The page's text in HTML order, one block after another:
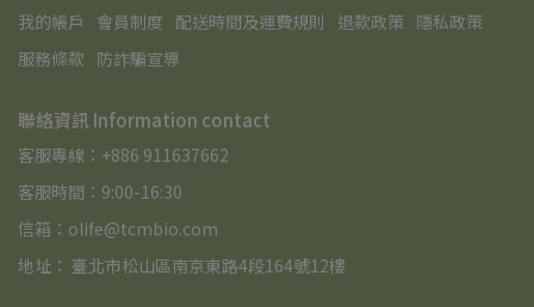
我的帳戶 會員制度 配送時間及運費規則 退款政策 隱私政策
服務條款 防詐騙宣導
聯絡資訊 Information contact
客服專線：+886 911637662
客服時間：9:00-16:30
信箱：olife@tcmbio.com
地址： 臺北市松山區南京東路4段164號12樓